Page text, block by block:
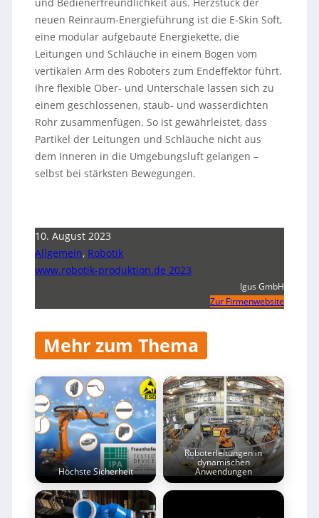
und Bedienerfreundlichkeit aus. Herzstück der
neuen Reinraum-Energieführung ist die E-Skin Soft,
eine modular aufgebaute Energiekette, die
Leitungen und Schläuche in einem Bogen vom
vertikalen Arm des Roboters zum Endeffektor führt.
Ihre flexible Ober- und Unterschale lassen sich zu
einem geschlossenen, staub- und wasserdichten
Rohr zusammenfügen. So ist gewährleistet, dass
Partikel der Leitungen und Schläuche nicht aus
dem Inneren in die Umgebungsluft gelangen –
selbst bei stärksten Bewegungen.
10. August 2023
Allgemein, Robotik
www.robotik-produktion.de 2023
Igus GmbH
Zur Firmenwebsite
Mehr zum Thema
Höchste Sicherheit
Roboterleitungen in
dynamischen
Anwendungen